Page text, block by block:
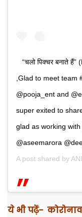
“चलो पिक्चर बनाते
,Glad to meet team
@pooja_ent and
super exited to
glad as working
@aseemarora
A post shared by
ये भी पढ़ें-